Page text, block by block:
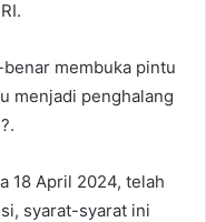
membuka pintu
menjadi penghalang
18 April 2024, telah
syarat-syarat ini